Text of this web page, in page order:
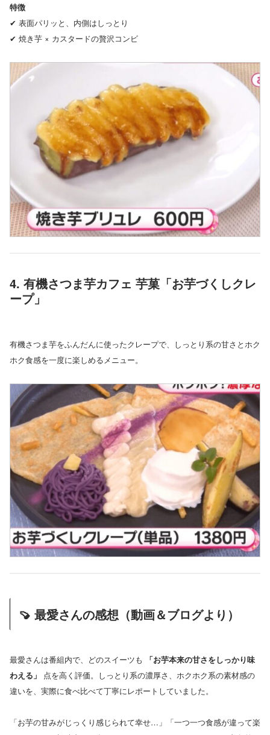
特徴
✔ 表面パリッと、内側はしっとり
✔ 焼き芋 × カスタードの贅沢コンビ
4. 有機さつま芋カフェ 芋菓「お芋づくしクレ
ープ」
有機さつま芋をふんだんに使ったクレープで、しっとり系の甘さとホク
ホク食感を一度に楽しめるメニュー。
🍠 最愛さんの感想（動画＆ブログより）
最愛さんは番組内で、どのスイーツも
「お芋本来の甘さをしっかり味
わえる」
点を高く評価。しっとり系の濃厚さ、ホクホク系の素材感の
違いを、実際に食べ比べて丁寧にレポートしていました。
「お芋の甘みがじっくり感じられて幸せ…」「一つ一つ食感が違って楽